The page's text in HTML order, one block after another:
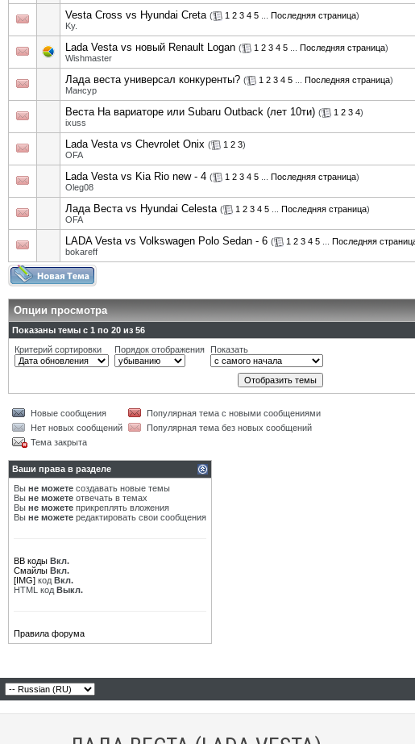
Vesta Cross vs Hyundai Creta ( 1 2 3 4 5 Последняя страница)
Ky.
Lada Vesta vs новый Renault Logan ( 1 2 3 4 5 Последняя страница)
Wishmaster
Лада веста универсал конкуренты? ( 1 2 3 4 5 Последняя страница)
Мансур
Веста На вариаторе или Subaru Outback (лет 10ти) ( 1 2 3 4)
ixuss
Lada Vesta vs Chevrolet Onix ( 1 2 3)
OFA
Lada Vesta vs Kia Rio new - 4 ( 1 2 3 4 5 Последняя страница)
Oleg08
Лада Веста vs Hyundai Celesta ( 1 2 3 4 5 Последняя страница)
OFA
LADA Vesta vs Volkswagen Polo Sedan - 6 ( 1 2 3 4 5 Последняя
bokareff
Опции просмотра
Показаны темы с 1 по 20 из 56
Критерий сортировки
Порядок отображения Показать
Новые сообщения
Популярная тема с новыми сообщениями
Нет новых сообщений
Популярная тема без новых сообщений
Тема закрыта
Ваши права в разделе
Вы не можете создавать новые темы
Вы не можете отвечать в темах
Вы не можете прикреплять вложения
Вы не можете редактировать свои сообщения
BB коды Вкл.
Смайлы Вкл.
[IMG] код Вкл.
HTML код Выкл.
Правила форума